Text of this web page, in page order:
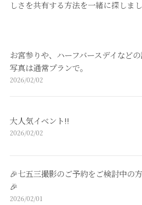
しさを共有する方法を一緒に探しまし
お宮参りや、ハーフバースデイなど
写真は通常プランで。
2026/02/02
大人気イベント!!
2026/02/02
🎉七五三撮影のご予約をご検討中の
🎉
2026/02/01